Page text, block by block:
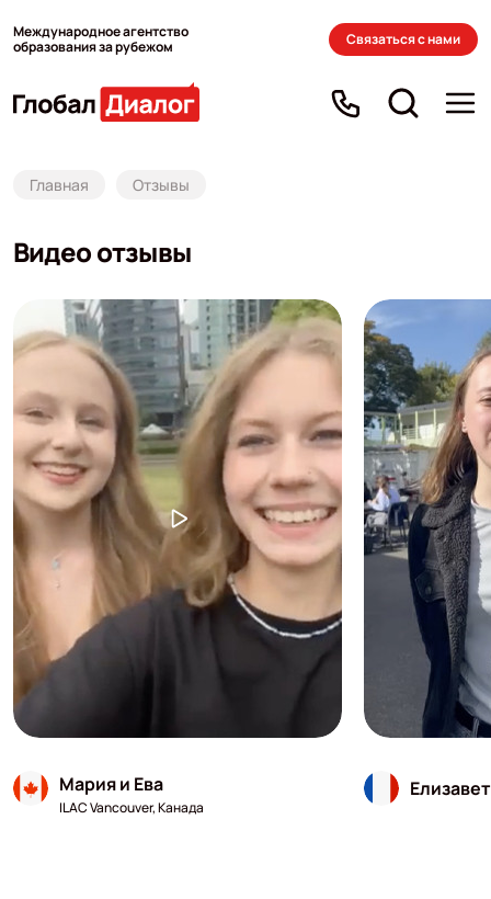
Международное агентство
образования за рубежом
Связаться с нами
Главная Отзывы
Видео отзывы
Мария и Ева
ILAC Vancouver, Канада